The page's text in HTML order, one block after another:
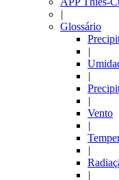
|
Glossário
|
|
|
Vento
|
|
|